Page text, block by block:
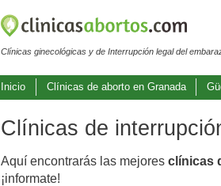
Clínicas ginecológicas y de Interrupción legal del
Inicio Clínicas de aborto en Granada
Clínicas de
Aquí encontrarás las mejores clínicas
¡informate!